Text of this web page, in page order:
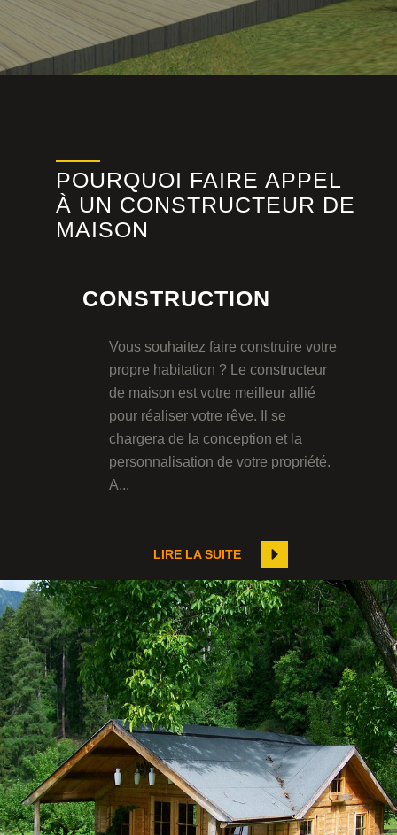
POURQUOI FAIRE APPEL
À UN CONSTRUCTEUR DE
MAISON
CONSTRUCTION
Vous souhaitez faire construire votre
propre habitation ? Le constructeur
de maison est votre meilleur allié
pour réaliser votre rêve. Il se
chargera de la conception et la
personnalisation de votre propriété.
A...
LIRE LA SUITE